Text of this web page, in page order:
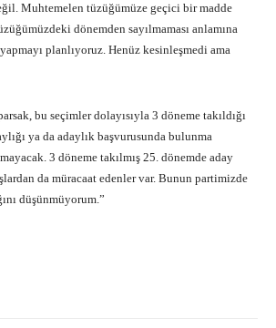
Muhtemelen tüzüğümüze geçici bir madde
dönemden sayılmaması anlamına
planlıyoruz. Henüz kesinleşmedi ama
bu seçimler dolayısıyla 3 döneme takıldığı
ya da adaylık başvurusunda bulunma
3 döneme takılmış 25. dönemde aday
da müracaat edenler var. Bunun partimizde
düşünmüyorum.”